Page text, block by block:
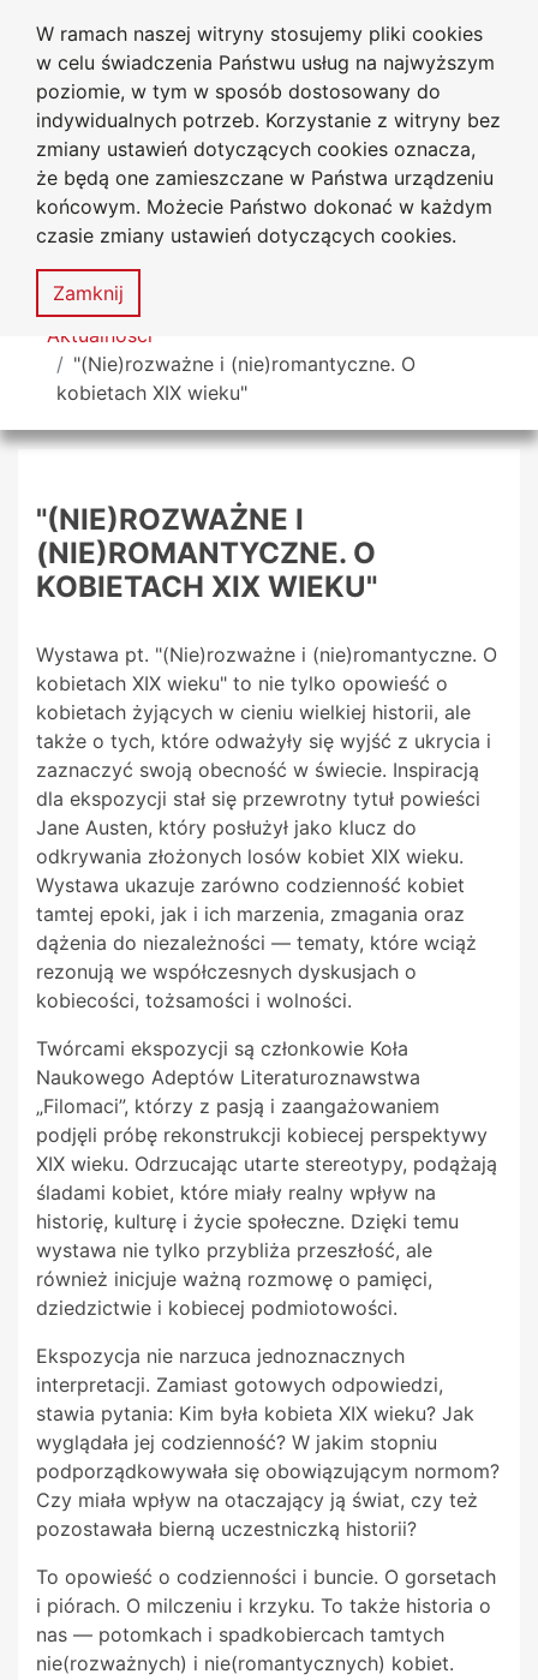
W ramach naszej witryny stosujemy pliki cookies
w celu świadczenia Państwu usług na najwyższym
poziomie, w tym w sposób dostosowany do
indywidualnych potrzeb. Korzystanie z witryny bez
zmiany ustawień dotyczących cookies oznacza,
że będą one zamieszczane w Państwa urządzeniu
końcowym. Możecie Państwo dokonać w każdym
czasie zmiany ustawień dotyczących cookies.
Zamknij
Przejdź do głównego menu
Przejdź do treści
Przejdź do wyszukiwarki
Przejdź do mapy serwisu
Biblioteka Uniwersytecka
Uniwersytetu Jana Długosza
w Częstochowie
Deklaracja
dostępności
Mapa
serwisu
MENU
Tutaj jesteś
Aktualności
"(Nie)rozważne i (nie)romantyczne. O
kobietach XIX wieku"
"(NIE)ROZWAŻNE I
(NIE)ROMANTYCZNE. O
KOBIETACH XIX WIEKU"
Wystawa pt. "(Nie)rozważne i (nie)romantyczne. O
kobietach XIX wieku" to nie tylko opowieść o
kobietach żyjących w cieniu wielkiej historii, ale
także o tych, które odważyły się wyjść z ukrycia i
zaznaczyć swoją obecność w świecie. Inspiracją
dla ekspozycji stał się przewrotny tytuł powieści
Jane Austen, który posłużył jako klucz do
odkrywania złożonych losów kobiet XIX wieku.
Wystawa ukazuje zarówno codzienność kobiet
tamtej epoki, jak i ich marzenia, zmagania oraz
dążenia do niezależności — tematy, które wciąż
rezonują we współczesnych dyskusjach o
kobiecości, tożsamości i wolności.
Twórcami ekspozycji są członkowie Koła
Naukowego Adeptów Literaturoznawstwa
„Filomaci”, którzy z pasją i zaangażowaniem
podjęli próbę rekonstrukcji kobiecej perspektywy
XIX wieku. Odrzucając utarte stereotypy, podążają
śladami kobiet, które miały realny wpływ na
historię, kulturę i życie społeczne. Dzięki temu
wystawa nie tylko przybliża przeszłość, ale
również inicjuje ważną rozmowę o pamięci,
dziedzictwie i kobiecej podmiotowości.
Ekspozycja nie narzuca jednoznacznych
interpretacji. Zamiast gotowych odpowiedzi,
stawia pytania: Kim była kobieta XIX wieku? Jak
wyglądała jej codzienność? W jakim stopniu
podporządkowywała się obowiązującym normom?
Czy miała wpływ na otaczający ją świat, czy też
pozostawała bierną uczestniczką historii?
To opowieść o codzienności i buncie. O gorsetach
i piórach. O milczeniu i krzyku. To także historia o
nas — potomkach i spadkobiercach tamtych
nie(rozważnych) i nie(romantycznych) kobiet.